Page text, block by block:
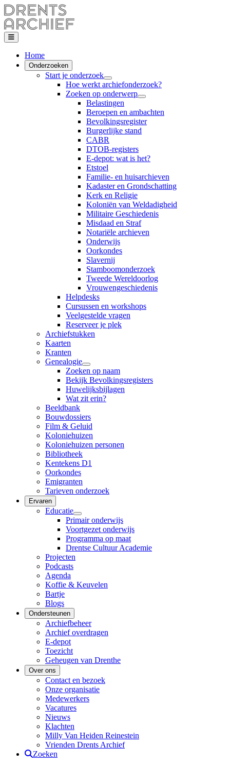
Home
Onderzoeken
Start je onderzoek
Hoe werkt archiefonderzoek?
Zoeken op onderwerp
Belastingen
Beroepen en ambachten
Bevolkingsregister
Burgerlijke stand
CABR
DTOB-registers
E-depot: wat is het?
Etstoel
Familie- en huisarchieven
Kadaster en Grondschatting
Kerk en Religie
Koloniën van Weldadigheid
Militaire Geschiedenis
Misdaad en Straf
Notariële archieven
Onderwijs
Oorkondes
Slavernij
Stamboomonderzoek
Tweede Wereldoorlog
Vrouwengeschiedenis
Helpdesks
Cursussen en workshops
Veelgestelde vragen
Reserveer je plek
Archiefstukken
Kaarten
Kranten
Genealogie
Zoeken op naam
Bekijk Bevolkingsregisters
Huwelijksbijlagen
Wat zit erin?
Beeldbank
Bouwdossiers
Film & Geluid
Koloniehuizen
Koloniehuizen personen
Bibliotheek
Kentekens D1
Oorkondes
Emigranten
Tarieven onderzoek
Ervaren
Educatie
Primair onderwijs
Voortgezet onderwijs
Programma op maat
Drentse Cultuur Academie
Projecten
Podcasts
Agenda
Koffie & Keuvelen
Bartje
Blogs
Ondersteunen
Archiefbeheer
Archief overdragen
E-depot
Toezicht
Geheugen van Drenthe
Over ons
Contact en bezoek
Onze organisatie
Medewerkers
Vacatures
Nieuws
Klachten
Milly Van Heiden Reinestein
Vrienden Drents Archief
Zoeken